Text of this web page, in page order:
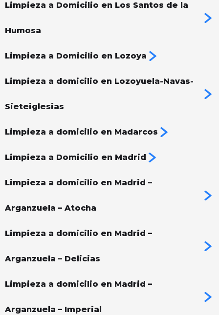
Limpieza a Domicilio en Los Santos de la
Humosa
Limpieza a Domicilio en Lozoya
Limpieza a domicilio en Lozoyuela-Navas-
Sieteiglesias
Limpieza a domicilio en Madarcos
Limpieza a Domicilio en Madrid
Limpieza a domicilio en Madrid –
Arganzuela – Atocha
Limpieza a domicilio en Madrid –
Arganzuela – Delicias
Limpieza a domicilio en Madrid –
Arganzuela – Imperial